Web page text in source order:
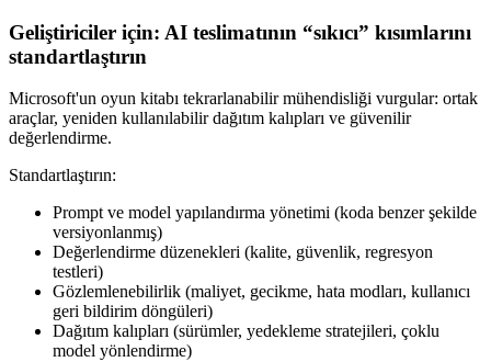
Geliştiriciler için: AI teslimatının “sıkıcı” kısımlarını
standartlaştırın
Microsoft'un oyun kitabı tekrarlanabilir mühendisliği vurgular: ortak
araçlar, yeniden kullanılabilir dağıtım kalıpları ve güvenilir
değerlendirme.
Standartlaştırın:
Prompt ve model yapılandırma yönetimi (koda benzer şekilde
versiyonlanmış)
Değerlendirme düzenekleri (kalite, güvenlik, regresyon
testleri)
Gözlemlenebilirlik (maliyet, gecikme, hata modları, kullanıcı
geri bildirim döngüleri)
Dağıtım kalıpları (sürümler, yedekleme stratejileri, çoklu
model yönlendirme)